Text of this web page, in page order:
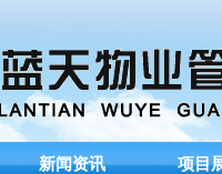
新闻资讯 项目